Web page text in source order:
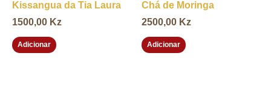
Kissangua da Tia Laura
1500,00 Kz
Adicionar
Chá de Moringa
2500,00 Kz
Adicionar